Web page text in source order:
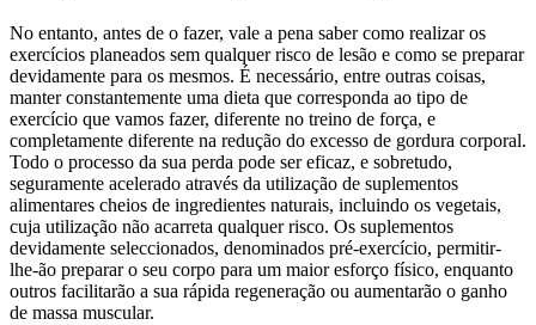
No entanto, antes de o fazer, vale a pena saber como realizar os
exercícios planeados sem qualquer risco de lesão e como se preparar
devidamente para os mesmos. É necessário, entre outras coisas,
manter constantemente uma dieta que corresponda ao tipo de
exercício que vamos fazer, diferente no treino de força, e
completamente diferente na redução do excesso de gordura corporal.
Todo o processo da sua perda pode ser eficaz, e sobretudo,
seguramente acelerado através da utilização de suplementos
alimentares cheios de ingredientes naturais, incluindo os vegetais,
cuja utilização não acarreta qualquer risco. Os suplementos
devidamente seleccionados, denominados pré-exercício, permitir-
lhe-ão preparar o seu corpo para um maior esforço físico, enquanto
outros facilitarão a sua rápida regeneração ou aumentarão o ganho
de massa muscular.